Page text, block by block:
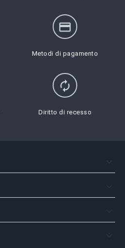
credit_card
Metodi di pagamento
autorenew
Diritto di recesso